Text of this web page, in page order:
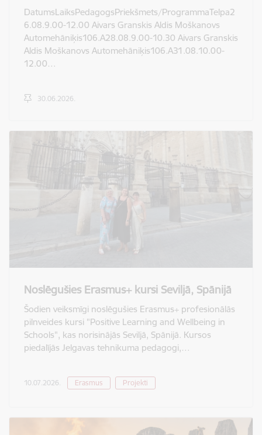
DatumsLaiksPedagogsPriekšmets/ProgrammaTelpa2
6.08.9.00-12.00 Aivars Granskis Aldis Moškanovs
Automehāniķis106.A28.08.9.00-10.30 Aivars Granskis
Aldis Moškanovs Automehāniķis106.A31.08.10.00-
12.00…
30.06.2026.
Noslēgušies Erasmus+ kursi Seviljā, Spānijā
Šodien veiksmīgi noslēgušies Erasmus+ profesionālās
pilnveides kursi "Positive Learning and Wellbeing in
Schools", kas norisinājās Seviljā, Spānijā. Kursos
piedalījās Jelgavas tehnikuma pedagogi,…
10.07.2026. Erasmus Projekti